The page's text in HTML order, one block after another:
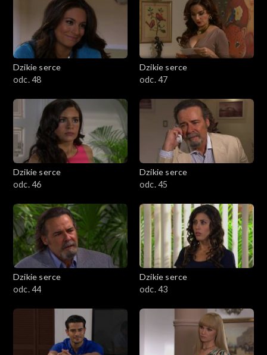
Dzikie serce
odc. 48
Dzikie serce
odc. 47
Dzikie serce
odc. 46
Dzikie serce
odc. 45
Dzikie serce
odc. 44
Dzikie serce
odc. 43